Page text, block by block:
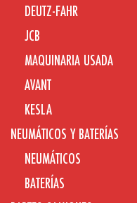
DEUTZ-FAHR
JCB
MAQUINARIA USADA
AVANT
KESLA
NEUMÁTICOS Y BATERÍAS
NEUMÁTICOS
BATERÍAS